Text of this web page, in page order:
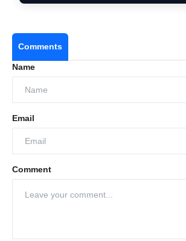
Comments
Name
Email
Comment